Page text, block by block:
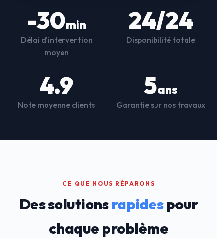
-30min
Délai d'intervention
moyen
24/24
Disponibilité totale
4.9
Note moyenne clients
5ans
Garantie sur nos travaux
CE QUE NOUS RÉPARONS
Des solutionsrapidespour
chaque problème